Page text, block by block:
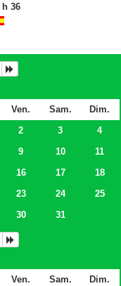
h 36
Ven. Sam.
Dim.
2 3
4
9 10
11
16 17
18
23 24
25
30 31
Ven. Sam.
Dim.